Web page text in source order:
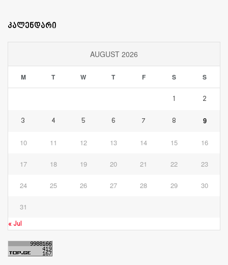
კალენდარი
AUGUST 2026
M T W T F S S
1 2
3 4 5 6 7 8 9
10 11 12 13 14 15 16
17 18 19 20 21 22 23
24 25 26 27 28 29 30
31
« Jul